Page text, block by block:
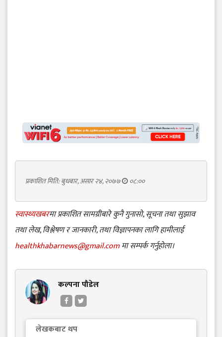
प्रकाशित मिति: बुधबार, असार २४, २०७७ ०८:००
स्वास्थ्यखबरमा प्रकाशित सामग्रीबारे कुनै गुनासो, सूचना तथा सुझाव
तथा लेख, विश्लेषण र जानकारी, तथा विज्ञापनका लागि हामीलाई
healthkhabarnews@gmail.comमा सम्पर्क गर्नुहोला।
कल्पना पौडेल
लेखकबाट थप